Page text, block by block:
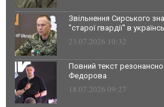
Звільнення Сирського
"старої гвардії" в
23.07.2026 10:32
Повний текст
Федорова
18.07.2026 09:27